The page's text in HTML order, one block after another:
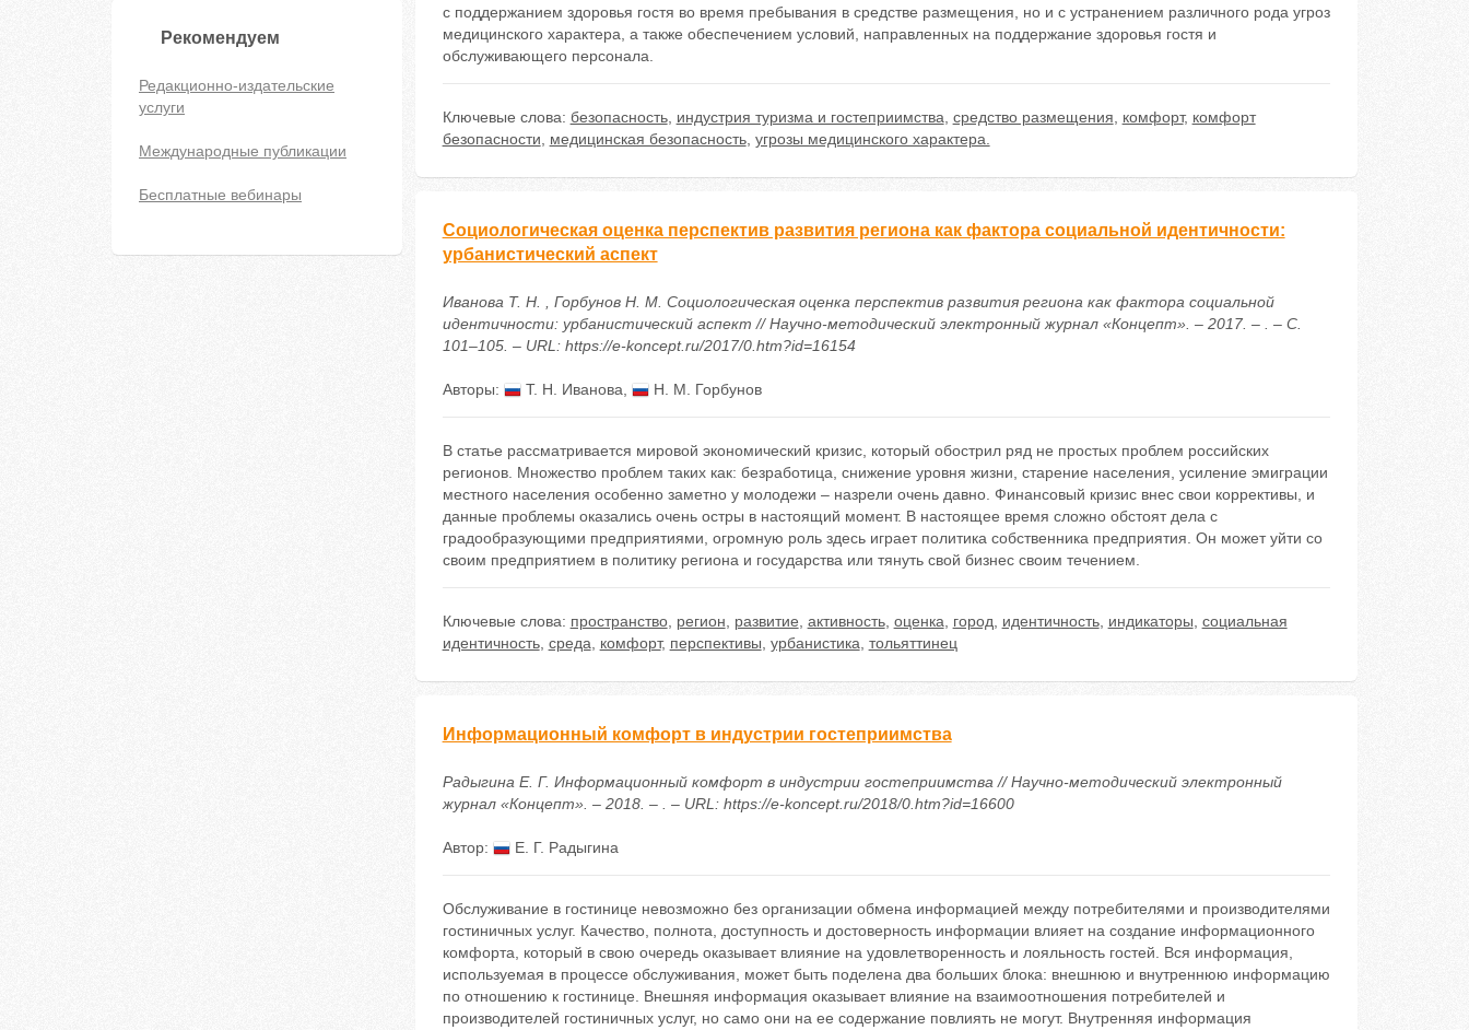
Рекомендуем
Редакционно-издательские
услуги
Международные публикации
Бесплатные вебинары
с поддержанием здоровья гостя во время пребывания в средстве размещения, но и с устранением различного рода угроз
медицинского характера, а также обеспечением условий, направленных на поддержание здоровья гостя и
обслуживающего персонала.
Ключевые слова: безопасность, индустрия туризма и гостеприимства средство размещения комфорт, комфорт
безопасности
медицинская безопасность, угрозы медицинского характера.
Социологическая оценка перспектив развития региона как фактора социальной идентичности:
урбанистический аспект
Иванова Т. Н. , Горбунов Н. М. Социологическая оценка перспектив развития региона как фактора социальной
идентичности: урбанистический аспект // Научно-методический электронный журнал «Концепт». – 2017. – . – С.
101–105. – URL: https://e-koncept.ru/2017/0.htm?id=16154
Авторы: Т. Н. Иванова Н. М. Горбунов
В статье рассматривается мировой экономический кризис, который обострил ряд не простых проблем российских
регионов. Множество проблем таких как: безработица, снижение уровня жизни, старение населения, усиление эмиграции
местного населения особенно заметно у молодежи – назрели очень давно. Финансовый кризис внес свои коррективы, и
данные проблемы оказались очень остры в настоящий момент. В настоящее время сложно обстоят дела с
градообразующими предприятиями, огромную роль здесь играет политика собственника предприятия. Он может уйти со
своим предприятием в политику региона и государства или тянуть свой бизнес своим течением.
Ключевые слова: пространство, регион развитие активность, оценка город идентичность, индикаторы социальная
идентичность, среда комфорт, перспективы урбанистика тольяттинец
Информационный комфорт в индустрии гостеприимства
Радыгина Е. Г. Информационный комфорт в индустрии гостеприимства // Научно-методический электронный
журнал «Концепт». – 2018. – . – URL: https://e-koncept.ru/2018/0.htm?id=16600
Автор: Е. Г. Радыгина
Обслуживание в гостинице невозможно без организации обмена информацией между потребителями и производителями
гостиничных услуг. Качество, полнота, доступность и достоверность информации влияет на создание информационного
комфорта, который в свою очередь оказывает влияние на удовлетворенность и лояльность гостей. Вся информация,
используемая в процессе обслуживания, может быть поделена два больших блока: внешнюю и внутреннюю информацию
по отношению к гостинице. Внешняя информация оказывает влияние на взаимоотношения потребителей и
производителей гостиничных услуг, но само они на ее содержание повлиять не могут. Внутренняя информация